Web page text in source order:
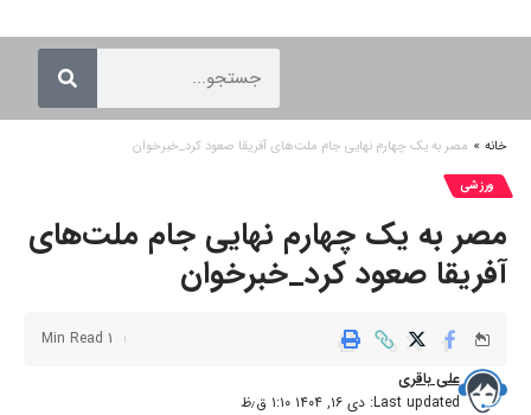
خانه » مصر به یک چهارم نهایی جام ملت‌های آفریقا صعود کرد_خبرخوان
ورزشی
مصر به یک چهارم نهایی جام ملت‌های
آفریقا صعود کرد_خبرخوان
Last updated: دی ۱۶, ۱۴۰۴ ۱:۱۰ ق٫ظ
علی باقری
1 Min Read